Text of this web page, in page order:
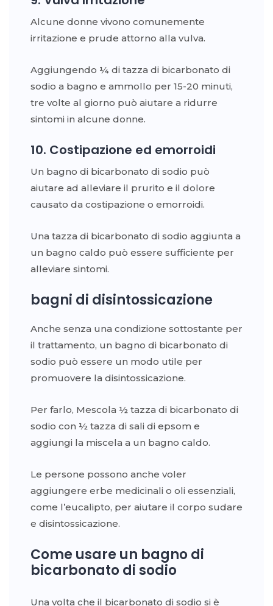
Alcune donne vivono comunemente
irritazione e prude attorno alla vulva.
Aggiungendo ¼ di tazza di bicarbonato di
sodio a bagno e ammollo per 15-20 minuti,
tre volte al giorno può aiutare a ridurre
sintomi in alcune donne.
10. Costipazione ed emorroidi
Un bagno di bicarbonato di sodio può
aiutare ad alleviare il prurito e il dolore
causato da costipazione o emorroidi.
Una tazza di bicarbonato di sodio aggiunta a
un bagno caldo può essere sufficiente per
alleviare sintomi.
bagni di disintossicazione
Anche senza una condizione sottostante per
il trattamento, un bagno di bicarbonato di
sodio può essere un modo utile per
promuovere la disintossicazione.
Per farlo, Mescola ½ tazza di bicarbonato di
sodio con ½ tazza di sali di epsom e
aggiungi la miscela a un bagno caldo.
Le persone possono anche voler
aggiungere erbe medicinali o oli essenziali,
come l’eucalipto, per aiutare il corpo sudare
e disintossicazione.
Come usare un bagno di
bicarbonato di sodio
Una volta che il bicarbonato di sodio si è